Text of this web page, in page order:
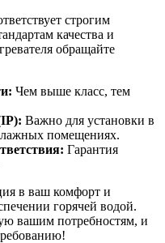
строгим
качества и
обращайте
Чем выше класс, тем
Важно для установки в
помещениях.
Гарантия
в ваш комфорт и
горячей водой.
вашим потребностям, и